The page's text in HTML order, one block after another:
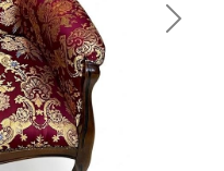
Next